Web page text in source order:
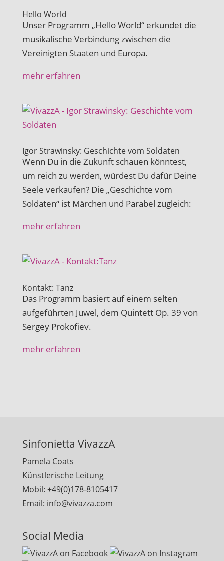
Hello World
Unser Programm „Hello World“ erkundet die
musikalische Verbindung zwischen die
Vereinigten Staaten und Europa.
mehr erfahren
Igor Strawinsky: Geschichte vom Soldaten
Wenn Du in die Zukunft schauen könntest,
um reich zu werden, würdest Du dafür Deine
Seele verkaufen? Die „Geschichte vom
Soldaten“ ist Märchen und Parabel zugleich:
mehr erfahren
Kontakt: Tanz
Das Programm basiert auf einem selten
aufgeführten Juwel, dem Quintett Op. 39 von
Sergey Prokofiev.
mehr erfahren
Sinfonietta VivazzA
Pamela Coats
Künstlerische Leitung
Mobil: +49(0)178-8105417
Email: info@vivazza.com
Social Media